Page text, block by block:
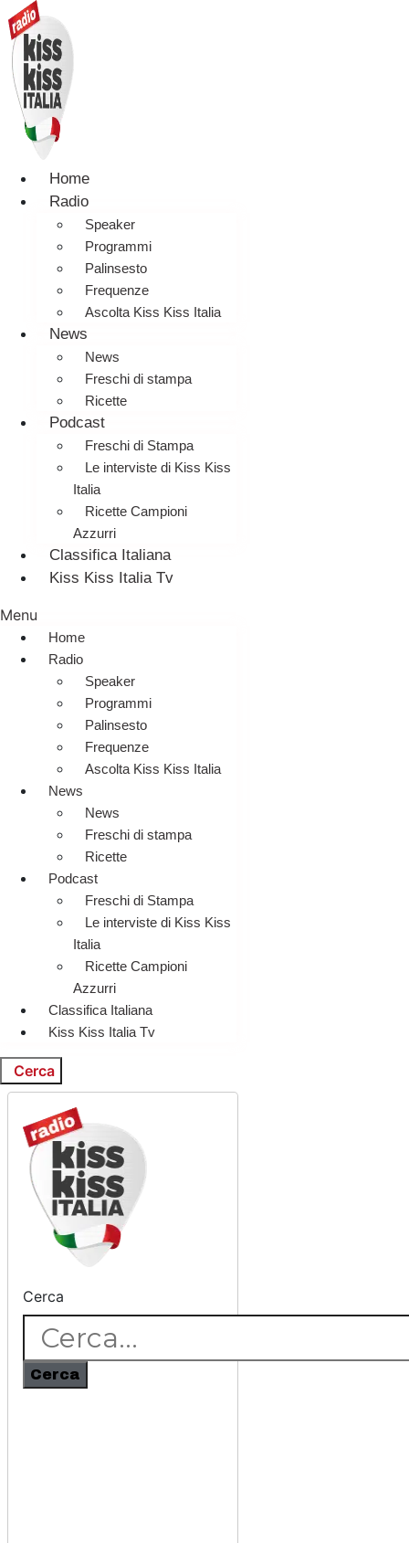
Home
Radio
Speaker
Programmi
Palinsesto
Frequenze
Ascolta Kiss Kiss Italia
News
News
Freschi di stampa
Ricette
Podcast
Freschi di Stampa
Le interviste di Kiss Kiss
Italia
Ricette Campioni
Azzurri
Classifica Italiana
Kiss Kiss Italia Tv
Menu
Home
Radio
Speaker
Programmi
Palinsesto
Frequenze
Ascolta Kiss Kiss Italia
News
News
Freschi di stampa
Ricette
Podcast
Freschi di Stampa
Le interviste di Kiss Kiss
Italia
Ricette Campioni
Azzurri
Classifica Italiana
Kiss Kiss Italia Tv
Cerca
Cerca
Cerca